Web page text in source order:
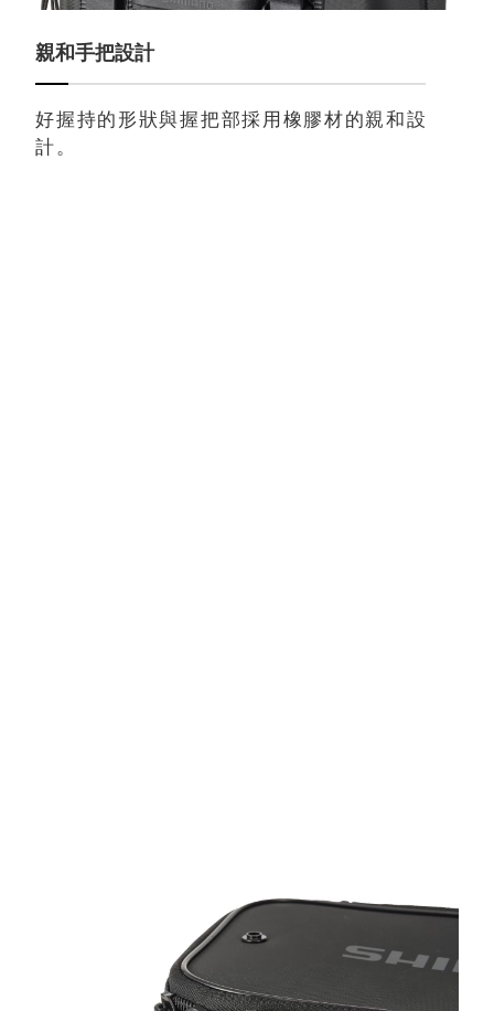
親和手把設計
好握持的形狀與握把部採用橡膠材的親和設
計。